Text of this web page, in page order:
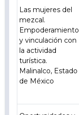
Las mujeres del
mezcal.
Empoderamiento
y vinculación con
la actividad
turística.
Malinalco, Estado
de México